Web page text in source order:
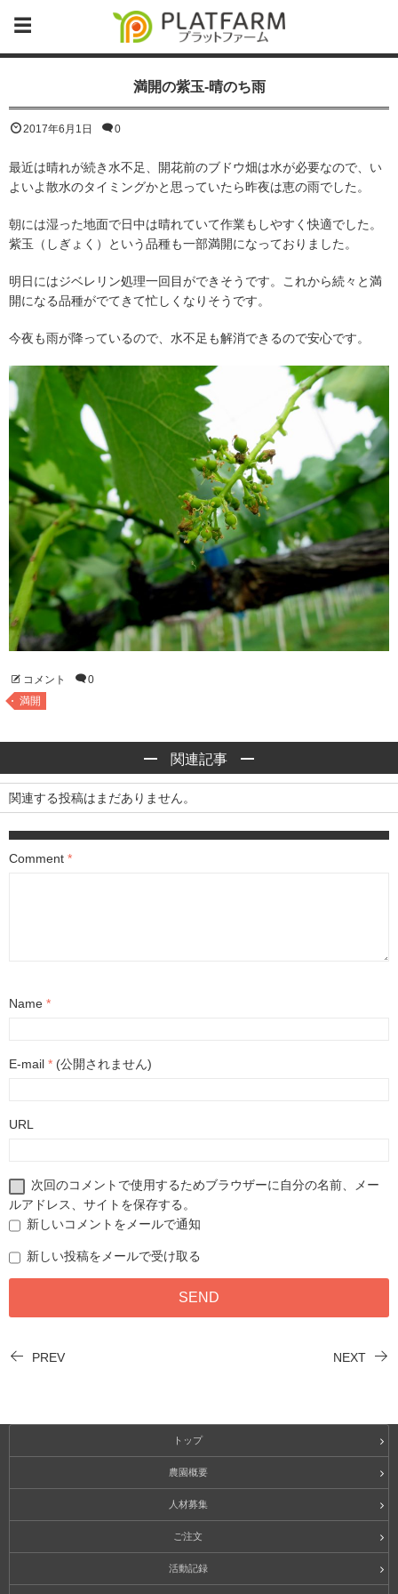
満開の紫玉-晴のち雨
2017年6月1日 0
最近は晴れが続き水不足、開花前のブドウ畑は水が必要なので、い
よいよ散水のタイミングかと思っていたら昨夜は恵の雨でした。
朝には湿った地面で日中は晴れていて作業もしやすく快適でした。
紫玉（しぎょく）という品種も一部満開になっておりました。
明日にはジベレリン処理一回目ができそうです。これから続々と満
開になる品種がでてきて忙しくなりそうです。
今夜も雨が降っているので、水不足も解消できるので安心です。
コメント
0
満開
関連記事
関連する投稿はまだありません。
Comment *
Name *
E-mail * (公開されません)
URL
次回のコメントで使用するためブラウザーに自分の名前、メー
ルアドレス、サイトを保存する。
新しいコメントをメールで通知
新しい投稿をメールで受け取る
PREV NEXT
トップ
農園概要
人材募集
ご注文
活動記録